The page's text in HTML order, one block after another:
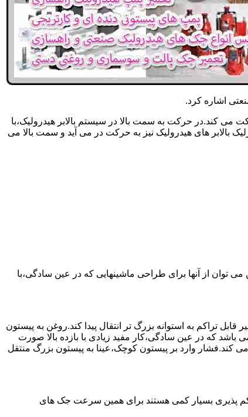
صنعتی اشاره کرد.
کند.در حرکت به سمت بالا در سیستم بالابر هیدرولیک،با
بالابر های هیدرولیک نیز به حرکت در می آید و سمت بالا می
می توان از آنها برای طراحی ماشینهایی که در عین سادگی،با
تراکم به استوانه بزرگ تر انتقال پیدا کند.روغن به پیستون
باشد که در عین سادگی،کار مفید زیادی با بازده بالا صورت
کند.فشار وارد بر پیستون کوچک،عینا به پیستون بزرگ منتقل
پذیری بسیار کمی هستند برای همین سرعت جک های